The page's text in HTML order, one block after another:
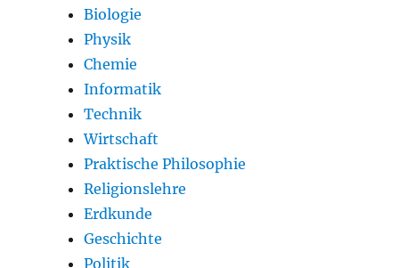
Biologie
Physik
Chemie
Informatik
Technik
Wirtschaft
Praktische Philosophie
Religionslehre
Erdkunde
Geschichte
Politik